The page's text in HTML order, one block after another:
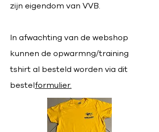
zijn eigendom van VVB.
In afwachting van de webshop
kunnen de opwarmng/training
tshirt al besteld worden via dit
bestelformulier.